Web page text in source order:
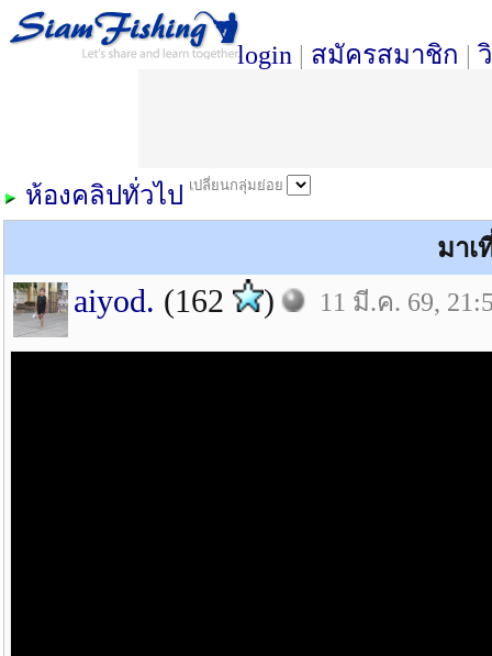
login | สมัครสมาชิก |
เปลี่ยนกลุ่มย่อย
ห้องคลิปทั่วไป
มาเ
aiyod. (162 ) 11 มี.ค. 69,